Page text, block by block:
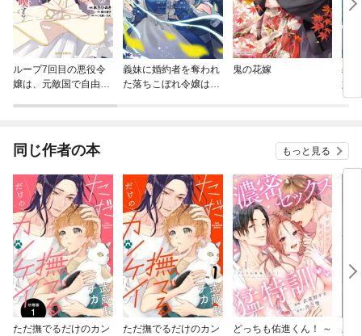
ループ7回目の悪役令
嬢は、元敵国で自由気
義妹に婚約者を奪われ
た落ちこぼれ令嬢は、
鬼の花嫁
義
嫁
爵
同じ作者の本 もっと見る
ただ撫でるだけのカン
ただ撫でるだけのカン
どっちも佑進くん！ ～